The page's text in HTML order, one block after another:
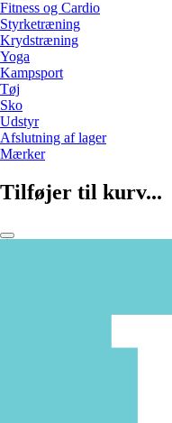
Fitness og Cardio
Styrketræning
Krydstræning
Yoga
Kampsport
Tøj
Sko
Udstyr
Afslutning af lager
Mærker
Tilføjer til kurv...